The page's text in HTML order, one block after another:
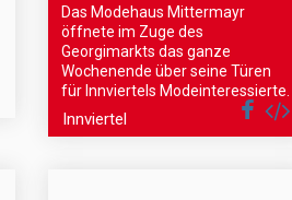
Das Modehaus Mittermayr
öffnete im Zuge des
Georgimarkts das ganze
Wochenende über seine Türen
für Innviertels Modeinteressierte.
Innviertel